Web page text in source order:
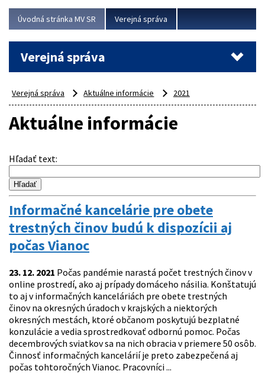
Úvodná stránka MV SR Verejná správa
Verejná správa
Verejná správa Aktuálne informácie 2021
Aktuálne informácie
Hľadať text:
Informačné kancelárie pre obete
trestných činov budú k dispozícii aj
počas Vianoc
23. 12. 2021 Počas pandémie narastá počet trestných činov v
online prostredí, ako aj prípady domáceho násilia. Konštatujú
to aj v informačných kanceláriách pre obete trestných
činov na okresných úradoch v krajských a niektorých
okresných mestách, ktoré občanom poskytujú bezplatné
konzulácie a vedia sprostredkovať odbornú pomoc. Počas
decembrových sviatkov sa na nich obracia v priemere 50 osôb.
Činnosť informačných kancelárií je preto zabezpečená aj
počas tohtoročných Vianoc. Pracovníci ...